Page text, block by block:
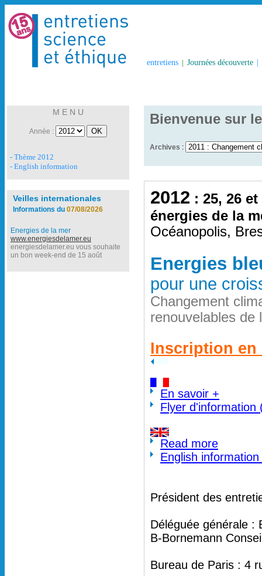
entretiens | Journées découverte
M E N U
Année :
- Thème 2012
- English information
Veilles internationales
Informations du 07/08/2026
Energies de la mer
www.energiesdelamer.eu
energiesdelamer.eu vous souhaite
un bon week-end de 15 août
Bienvenue sur
Archives :
2012 : 25, 26
énergies de la
Océanopolis,
Energies
pour une
Changement
renouvelables de
Inscription en
En savoir +
Flyer d'information
Read more
English
Président des
Déléguée générale :
B-Bornemann
Bureau de Paris : 4